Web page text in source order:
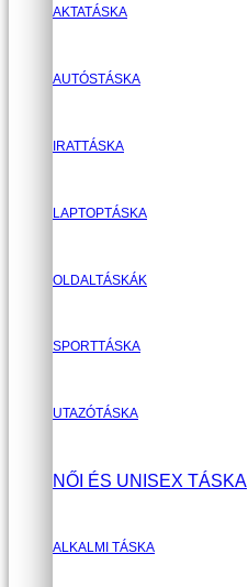
AKTATÁSKA
AUTÓSTÁSKA
IRATTÁSKA
LAPTOPTÁSKA
OLDALTÁSKÁK
SPORTTÁSKA
UTAZÓTÁSKA
NŐI ÉS UNISEX TÁSKA
ALKALMI TÁSKA